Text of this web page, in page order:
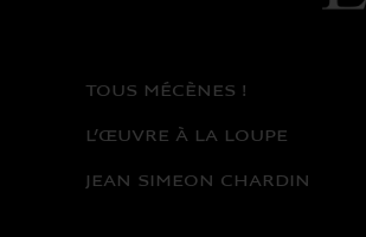
TOUS MÉCÈNES !
L’ŒUVRE À LA LOUPE
JEAN SIMEON CHARDIN